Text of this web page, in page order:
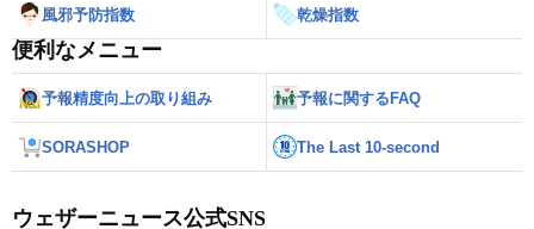
風邪予防指数 乾燥指数
便利なメニュー
予報精度向上の取り組み 予報に関するFAQ
SORASHOP The Last 10-second
ウェザーニュース公式SNS